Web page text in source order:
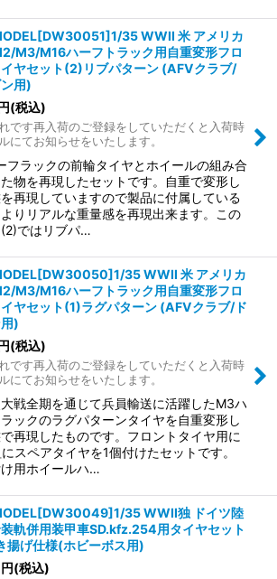
35 WWII 米 アメリカ
M3/M16ハーフトラック用自重変形フロ
ヤセット(2)リブパターン (AFVクラブ/
ン用)
(税込)
です再入荷のご登録をしていただくと入荷時
にてお知らせをいたします。
フラックの前輪タイヤとホイールの組み合
物を再現したセットです。自重で変形し
再現していますので製品に付属している
りリアルな重量感を再現出来ます。この
ではリブパ…
35 WWII 米 アメリカ
M3/M16ハーフトラック用自重変形フロ
ヤセット(1)ラグパターン (AFVクラブ/ド
)
(税込)
です再入荷のご登録をしていただくと入荷時
にてお知らせをいたします。
戦全期を通じて兵員輸送に活躍したM3ハ
ックのラグパターンタイヤを自重変形し
再現したものです。フロントタイヤ用に
スペアタイヤを1個付けたセットです。
用ホイールハ…
35 WWII独 ドイツ陸
軌併用装甲車SD.kfz.254用タイヤセット
揚げ仕様(ホビーボス用)
円(税込)